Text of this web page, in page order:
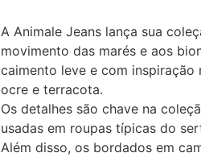
A Animale Jeans lança sua
movimento das marés e aos
caimento leve e com
ocre e terracota.
Os detalhes são chave na
usadas em roupas típicas do
Além disso, os bordados em